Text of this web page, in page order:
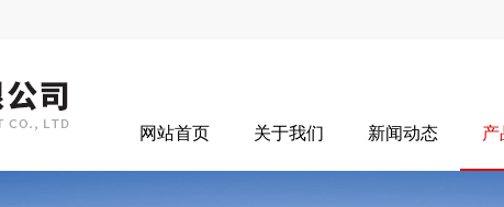
网站首页 关于我们 新闻动态 产